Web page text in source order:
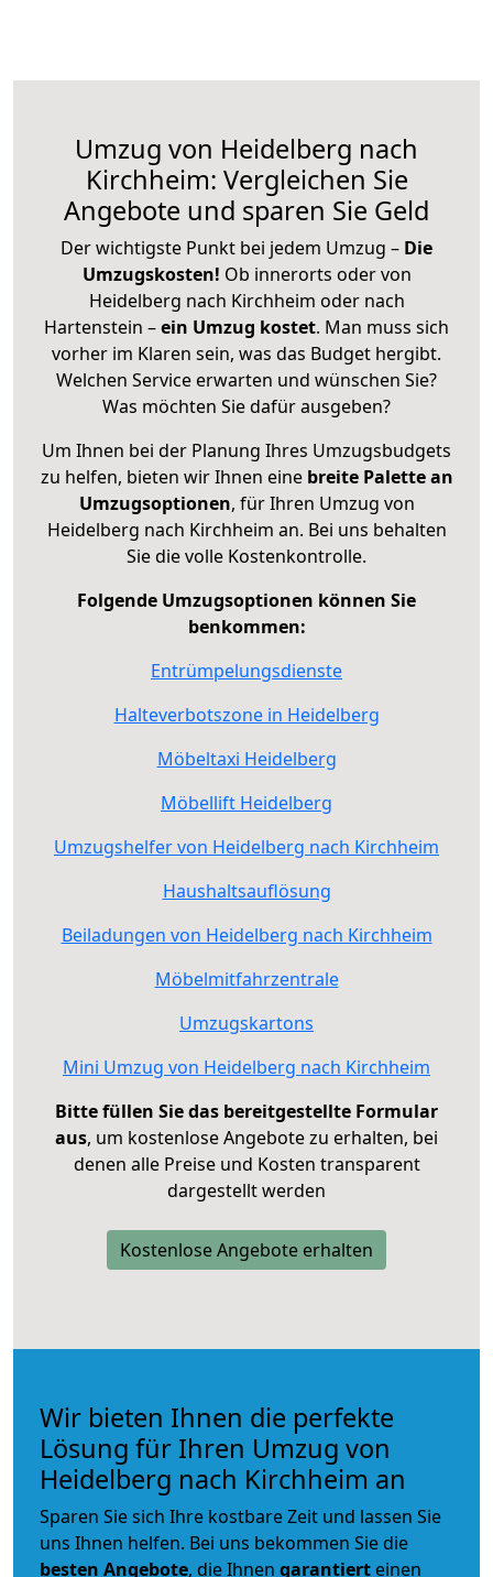
Umzug von Heidelberg nach
Kirchheim: Vergleichen Sie
Angebote und sparen Sie Geld
Der wichtigste Punkt bei jedem Umzug – Die
Umzugskosten! Ob innerorts oder von
Heidelberg nach Kirchheim oder nach
Hartenstein –ein Umzug kostet. Man muss sich
vorher im Klaren sein, was das Budget hergibt.
Welchen Service erwarten und wünschen Sie?
Was möchten Sie dafür ausgeben?
Um Ihnen bei der Planung Ihres Umzugsbudgets
zu helfen, bieten wir Ihnen eine breite Palette an
Umzugsoptionen, für Ihren Umzug von
Heidelberg nach Kirchheim an. Bei uns behalten
Sie die volle Kostenkontrolle.
Folgende Umzugsoptionen können Sie
benkommen:
Entrümpelungsdienste
Halteverbotszone in Heidelberg
Möbeltaxi Heidelberg
Möbellift Heidelberg
Umzugshelfer von Heidelberg nach Kirchheim
Haushaltsauflösung
Beiladungen von Heidelberg nach Kirchheim
Möbelmitfahrzentrale
Umzugskartons
Mini Umzug von Heidelberg nach Kirchheim
Bitte füllen Sie das bereitgestellte Formular
aus, um kostenlose Angebote zu erhalten, bei
denen alle Preise und Kosten transparent
dargestellt werden
Kostenlose Angebote erhalten
Wir bieten Ihnen die perfekte
Lösung für Ihren Umzug von
Heidelberg nach Kirchheim an
Sparen Sie sich Ihre kostbare Zeit und lassen Sie
uns Ihnen helfen. Bei uns bekommen Sie die
besten Angebote, die Ihnen garantiert einen